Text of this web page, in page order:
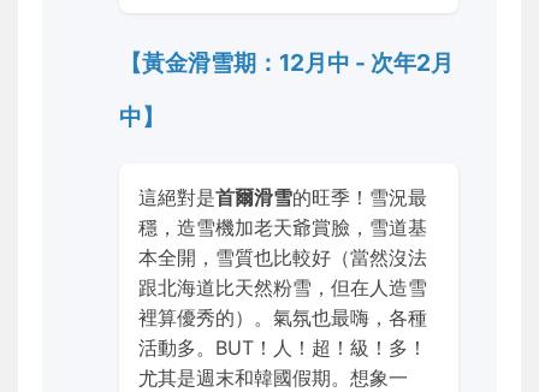
【黃金滑雪期：12月中 - 次年2月
中】
這絕對是首爾滑雪的旺季！雪況最
穩，造雪機加老天爺賞臉，雪道基
本全開，雪質也比較好（當然沒法
跟北海道比天然粉雪，但在人造雪
裡算優秀的）。氣氛也最嗨，各種
活動多。BUT！人！超！級！多！
尤其是週末和韓國假期。想象一